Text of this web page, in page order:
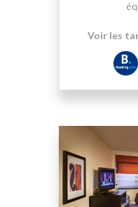
Voir les